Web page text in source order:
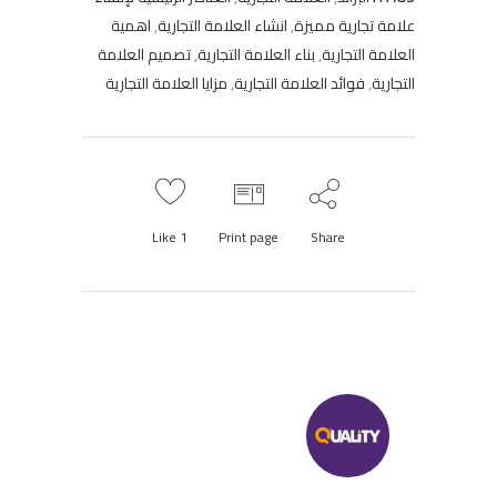
علامة تجارية مميزة,انشاء العلامة التجارية,اهمية
العلامة التجارية,بناء العلامة التجارية,تصميم العلامة
التجارية,فوائد العلامة التجارية,مزايا العلامة التجارية
Share
Print page
1